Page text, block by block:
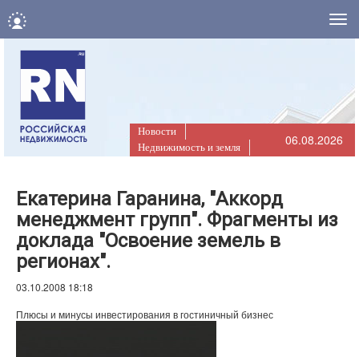
Новости
Недвижимость и земля
06.08.2026
Екатерина Гаранина, "Аккорд
менеджмент групп". Фрагменты из
доклада "Освоение земель в
регионах".
03.10.2008 18:18
Плюсы и минусы инвестирования в гостиничный бизнес